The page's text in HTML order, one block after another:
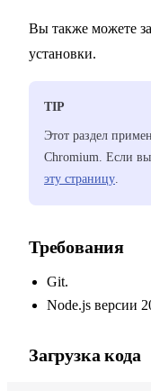
Вы также можете
установки.
TIP
Этот раздел
Chromium. Если вы
эту страницу
Требования
Git.
Node.js версии
Загрузка кода